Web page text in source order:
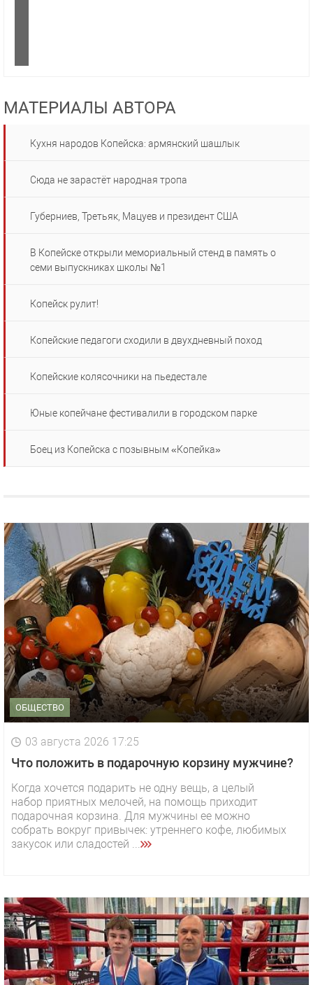
МАТЕРИАЛЫ АВТОРА
Кухня народов Копейска: армянский шашлык
Сюда не зарастёт народная тропа
Губерниев, Третьяк, Мацуев и президент США
В Копейске открыли мемориальный стенд в память о
семи выпускниках школы №1
Копейск рулит!
Копейские педагоги сходили в двухдневный поход
Копейские колясочники на пьедестале
Юные копейчане фестивалили в городском парке
Боец из Копейска с позывным «Копейка»
ОБЩЕСТВО
03 августа 2026 17:25
Что положить в подарочную корзину мужчине?
Когда хочется подарить не одну вещь, а целый
набор приятных мелочей, на помощь приходит
подарочная корзина. Для мужчины ее можно
собрать вокруг привычек: утреннего кофе, любимых
закусок или сладостей ...